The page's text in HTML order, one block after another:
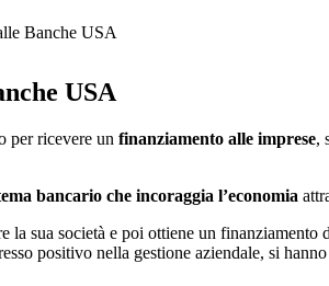
Banche USA
USA
per ricevere un finanziamento alle imprese,
bancario che incoraggia l’economia
sua società e poi ottiene un
positivo nella gestione aziendale, si